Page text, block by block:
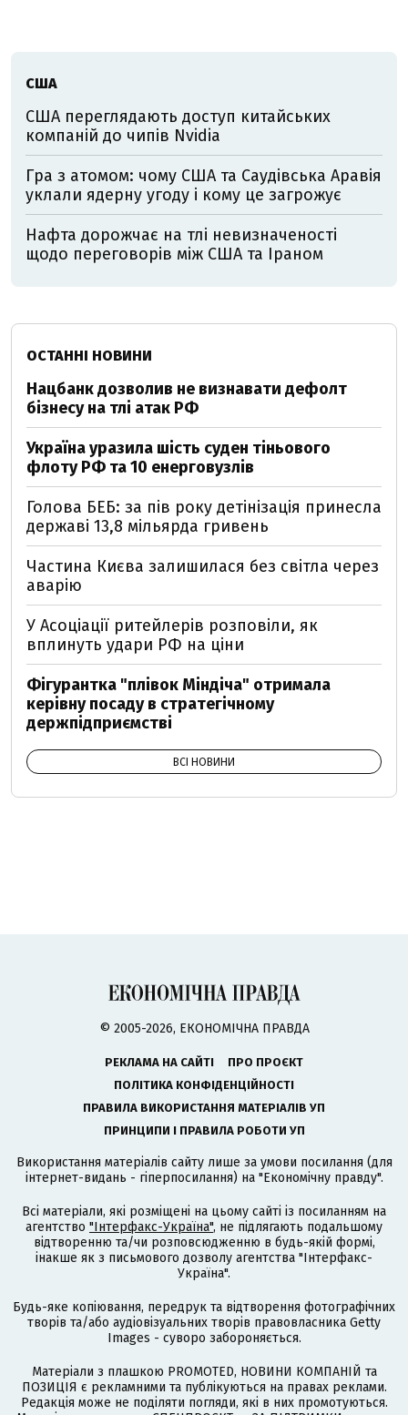
США
США переглядають доступ китайських
компаній до чипів Nvidia
Гра з атомом: чому США та Саудівська Аравія
уклали ядерну угоду і кому це загрожує
Нафта дорожчає на тлі невизначеності
щодо переговорів між США та Іраном
ОСТАННІ НОВИНИ
Нацбанк дозволив не визнавати дефолт
бізнесу на тлі атак РФ
Україна уразила шість суден тіньового
флоту РФ та 10 енерговузлів
Голова БЕБ: за пів року детінізація принесла
державі 13,8 мільярда гривень
Частина Києва залишилася без світла через
аварію
У Асоціації ритейлерів розповіли, як
вплинуть удари РФ на ціни
Фігурантка "плівок Міндіча" отримала
керівну посаду в стратегічному
держпідприємстві
ВСІ НОВИНИ
© 2005-2026, ЕКОНОМІЧНА ПРАВДА
РЕКЛАМА НА САЙТІ
ПРО ПРОЄКТ
ПОЛІТИКА КОНФІДЕНЦІЙНОСТІ
ПРАВИЛА ВИКОРИСТАННЯ МАТЕРІАЛІВ УП
ПРИНЦИПИ І ПРАВИЛА РОБОТИ УП
Використання матеріалів сайту лише за умови посилання (для
інтернет-видань - гіперпосилання) на "Економічну правду".
Всі матеріали, які розміщені на цьому сайті із посиланням на
агентство "Інтерфакс-Україна", не підлягають подальшому
відтворенню та/чи розповсюдженню в будь-якій формі,
інакше як з письмового дозволу агентства "Інтерфакс-
Україна".
Будь-яке копіювання, передрук та відтворення фотографічних
творів та/або аудіовізуальних творів правовласника Getty
Images - суворо забороняється.
Матеріали з плашкою PROMOTED, НОВИНИ КОМПАНІЙ та
ПОЗИЦІЯ є рекламними та публікуються на правах реклами.
Редакція може не поділяти погляди, які в них промотуються.